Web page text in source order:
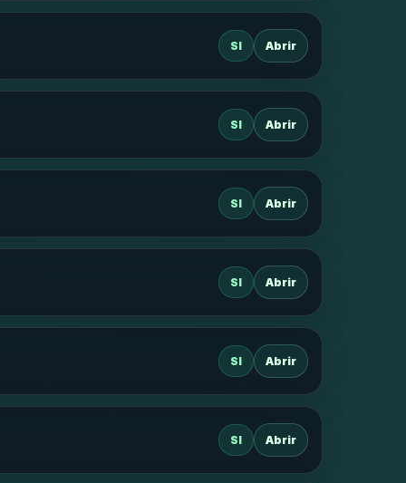
SI Abrir
SI Abrir
SI Abrir
SI Abrir
SI Abrir
SI Abrir